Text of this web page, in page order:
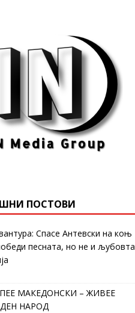
ПОСТОВИ
Спасе Антевски на коњ
песната, но не и љубовта
МАКЕДОНСКИ – ЖИВЕЕ
НАРОД